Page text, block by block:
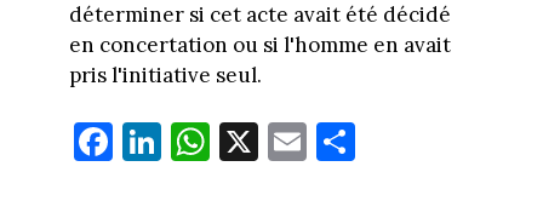
déterminer si cet acte avait été décidé
en concertation ou si l'homme en avait
pris l'initiative seul.
Fa
ce
Li
nk
W
ha
X E
m
Pa